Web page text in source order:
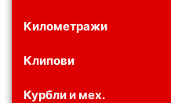
Километражи
Клипови
Курбли и мех.